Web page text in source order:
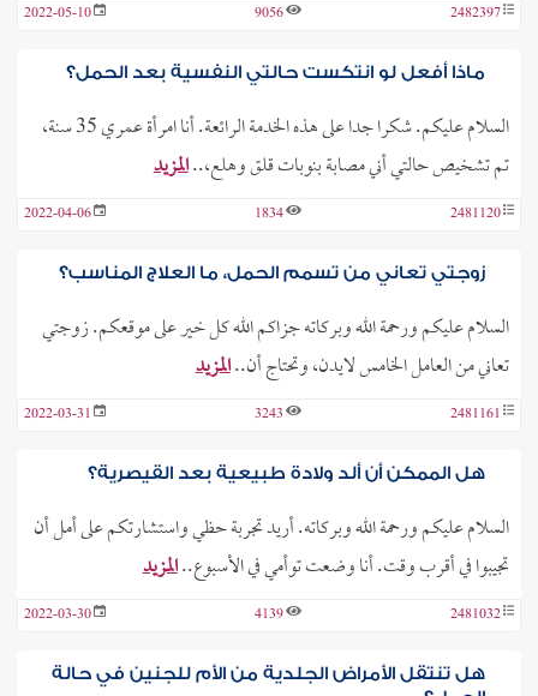
2482397
9056
2022-05-10
ماذا أفعل لو انتكست حالتي النفسية بعد الحمل؟
السلام عليكم. شكرا جدا على هذه الخدمة الرائعة. أنا امرأة عمري 35 سنة،
تم تشخيص حالتي أني مصابة بنوبات قلق وهلع،..المزيد
2481120
1834
2022-04-06
زوجتي تعاني من تسمم الحمل، ما العلاج المناسب؟
السلام عليكم ورحمة الله وبركاته جزاكم الله كل خير على موقعكم. زوجتي
تعاني من العامل الخامس لايدن، وتحتاج أن..المزيد
2481161
3243
2022-03-31
هل الممكن أن ألد ولادة طبيعية بعد القيصرية؟
السلام عليكم ورحمة الله وبركاته. أريد تجربة حظي واستشارتكم على أمل أن
تجيبوا في أقرب وقت. أنا وضعت توأمي في الأسبوع..المزيد
2481032
4139
2022-03-30
هل تنتقل الأمراض الجلدية من الأم للجنين في حالة